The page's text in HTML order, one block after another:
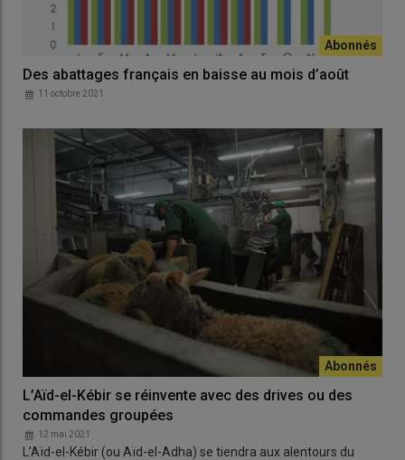
Des abattages français en baisse au mois d’août
11 octobre 2021
L’Aïd-el-Kébir se réinvente avec des drives ou des
commandes groupées
12 mai 2021
L’Aïd-el-Kébir (ou Aïd-el-Adha) se tiendra aux alentours du